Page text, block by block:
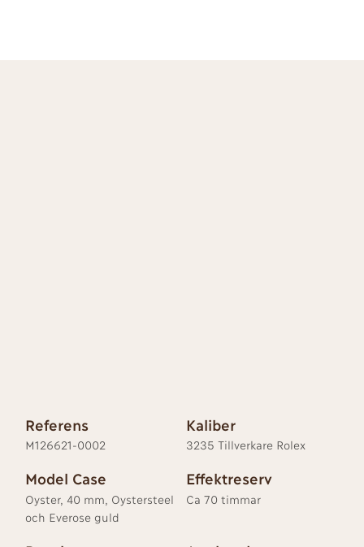
Referens
M126621-0002
Kaliber
3235 Tillverkare Rolex
Model Case
Oyster, 40 mm, Oystersteel
och Everose guld
Effektreserv
Ca 70 timmar